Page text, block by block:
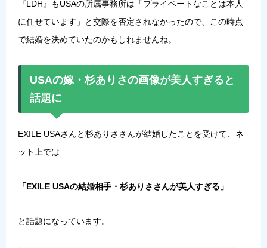
『LDH』もUSAの所属事務所は「プライベートなことは本人
に任せています」と交際を否定されなかったので、この時点
で結婚を決めていたのかもしれませんね。
USAの嫁・杉ありさの画像が美人すぎると
話題に
EXILE USAさんと杉ありささんが結婚したことを受けて、ネ
ット上では
「EXILE USAの結婚相手・杉ありささんが美人すぎる」
と話題になっています。